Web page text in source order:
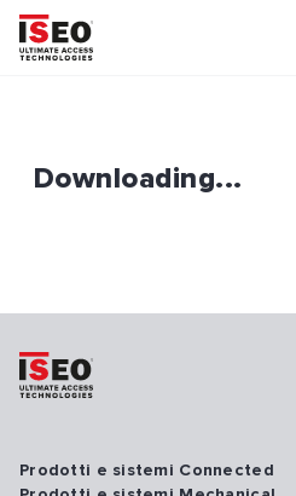
Downloading...
Prodotti e sistemi Connected